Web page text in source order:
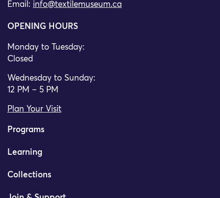
Email: info@textilemuseum.ca
OPENING HOURS
Monday to Tuesday:
Closed
Wednesday to Sunday:
12 PM – 5 PM
Plan Your Visit
Programs
Learning
Collections